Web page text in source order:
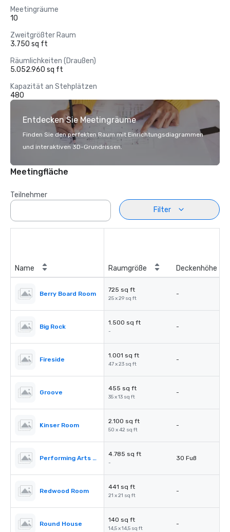
Meetingräume
10
Zweitgrößter Raum
3.750 sq ft
Räumlichkeiten (Draußen)
5.052.960 sq ft
Kapazität an Stehplätzen
480
Entdecken Sie Meetingräume
Finden Sie den perfekten Raum mit Einrichtungsdiagrammen
und interaktiven 3D-Grundrissen.
Meetingfläche
Teilnehmer
Filter
Name Raumgröße Deckenhöhe
Berry Board Room
725 sq ft
25 x 29 sq ft
-
Big Rock
1.500 sq ft
-
-
Fireside
1.001 sq ft
47 x 23 sq ft
-
Groove
455 sq ft
35 x 13 sq ft
-
Kinser Room
2.100 sq ft
50 x 42 sq ft
-
Performing Arts Center (PAC)
4.785 sq ft
-
30 Fuß
Redwood Room
441 sq ft
21 x 21 sq ft
-
Round House
140 sq ft
14,5 x 14,5 sq ft
-